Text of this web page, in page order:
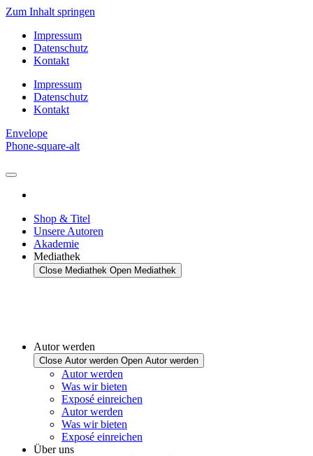
Zum Inhalt springen
Impressum
Datenschutz
Kontakt
Impressum
Datenschutz
Kontakt
Envelope
Phone-square-alt
Shop & Titel
Unsere Autoren
Akademie
Mediathek
Close Mediathek Open Mediathek
Autor werden
Close Autor werden Open Autor werden
Autor werden
Was wir bieten
Exposé einreichen
Autor werden
Was wir bieten
Exposé einreichen
Über uns